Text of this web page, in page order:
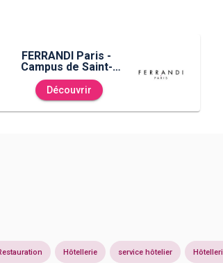
FERRANDI Paris -
Campus de Saint-
Gratien
Découvrir
Hôtellerie service hôtelier